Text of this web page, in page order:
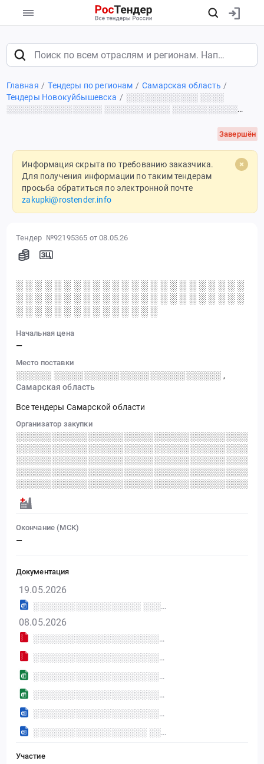
Главная Тендеры по регионам
Самарская область
Тендеры Новокуйбышевска
░░░░░░░░░░░░ ░░░░
░░░░░░░░░░░░░░░░ ░░░░░░░░░░░ ░░░░░░░░░░░
Завершён
Информация скрыта по требованию заказчика.
Для получения информации по таким тендерам
просьба обратиться по электронной почте
zakupki@rostender.info
Тендер №92195365 от 08.05.26
░ ░ ░ ░ ░ ░ ░ ░ ░ ░ ░ ░ ░ ░ ░ ░ ░ ░ ░ ░ ░ ░ ░ ░
░ ░ ░ ░ ░ ░ ░ ░ ░ ░ ░ ░ ░ ░ ░ ░ ░ ░ ░ ░ ░ ░ ░ ░
░ ░ ░ ░ ░ ░ ░ ░ ░ ░ ░ ░ ░ ░ ░
Начальная цена
—
Место поставки
░░░░░░ ░░░░░░░░░░░░░░░░░░░░░░░░░░░░ ,
Самарская область
Все тендеры Самарской области
Организатор закупки
Окончание (МСК)
—
Документация
19.05.2026
░░░░░░░░░░░░░░░░░░ ░░░░ ░░░░░░░░░░ ░░░░░░ ░░░░░░░░░░░░░░░
08.05.2026
░░░░░░░░░░░░░░░░░░░░░░░░░░░░░░░░░░░░░░░░░
░░░░░░░░░░░░░░░░░░░░░░░░░░░░░░░░░░░░░░░░░░░░░░░░░░░░░░░░░░░░░░░░░░░░░░░░░░░░░░░░░░░░░░░░░░░░
░░░░░░░░░░░░░░░░░░░░░░░░░░░░░░░░░░░░░░░░░░░░░░░░░░░░░░░░░░░░░░░░
░░░░░░░░░░░░░░░░░░░░░░░░░░░░░░░░░░░░░░░░░░░░░░░░░░░░░░░░░░░░░░░░░░░
░░░░░░░░░░░░░░░░░░░░░░░░░░░░░░░░░░░░░░░░░░░░░░░░░░░░░░░░░░░░░░░░░░░░░░░
░░░░░░░░░░░░░░░░░░░ ░░░░░░░░░░░░░░░
Участие